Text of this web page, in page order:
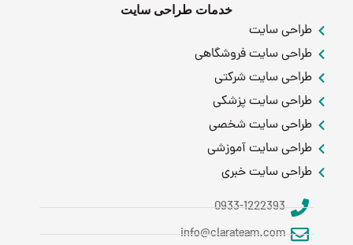
خدمات طراحی سایت
طراحی سایت
طراحی سایت فروشگاهی
طراحی سایت شرکتی
طراحی سایت پزشکی
طراحی سایت شخصی
طراحی سایت آموزشی
طراحی سایت خبری
0933-1222393
info@clarateam.com